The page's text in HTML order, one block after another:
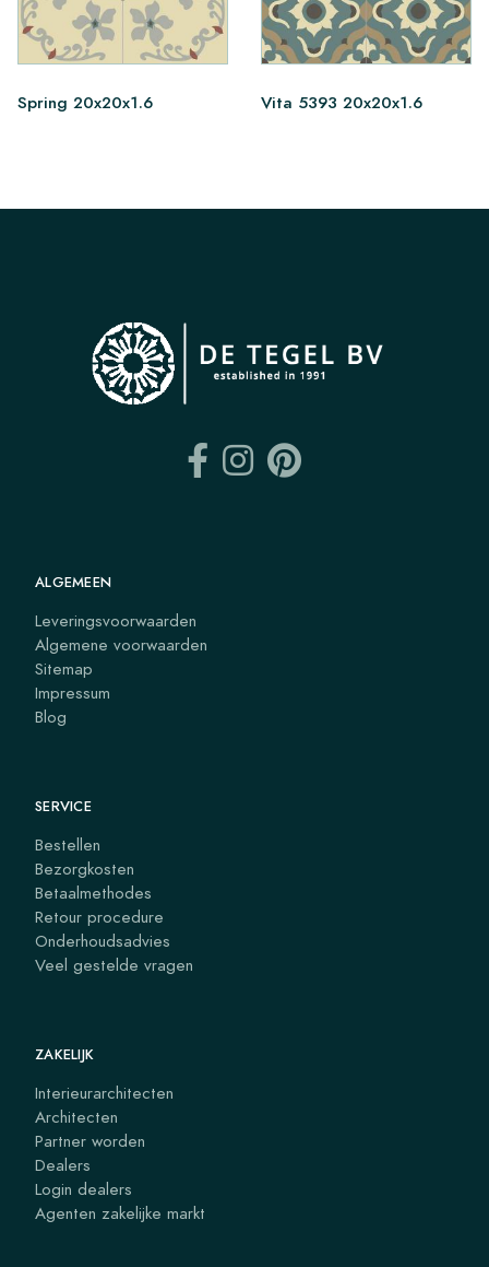
Spring 20x20x1.6 Vita 5393 20x20x1.6
ALGEMEEN
Leveringsvoorwaarden
Algemene voorwaarden
Sitemap
Impressum
Blog
SERVICE
Bestellen
Bezorgkosten
Betaalmethodes
Retour procedure
Onderhoudsadvies
Veel gestelde vragen
ZAKELIJK
Interieurarchitecten
Architecten
Partner worden
Dealers
Login dealers
Agenten zakelijke markt